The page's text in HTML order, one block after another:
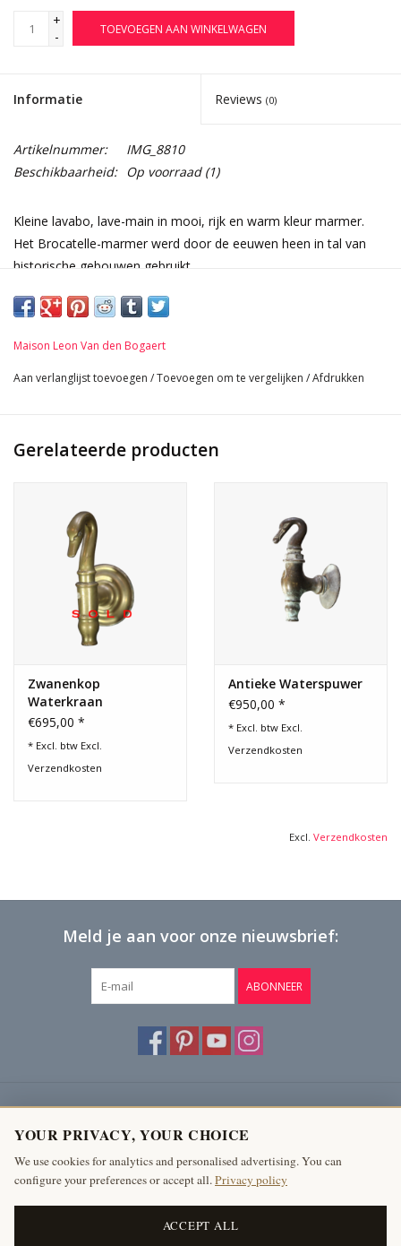
+
-
TOEVOEGEN AAN WINKELWAGEN
Informatie Reviews (0)
Artikelnummer:
IMG_8810
Beschikbaarheid: Op voorraad(1)
Kleine lavabo, lave-main in mooi, rijk en warm kleur marmer.
Het Brocatelle-marmer werd door de eeuwen heen in tal van
historische gebouwen gebruikt.
45 cm Buitenbreedte 17,71 Inch
35 cm Binnenbreedte 13,77 Inch
6 cm Binnenhoogte 3,15 Inch
Maison Leon Van den Bogaert
Aan verlanglijst toevoegen /Toevoegen om te vergelijken /Afdrukken
Gerelateerde producten
Zwanenkop
Waterkraan
€695,00 *
* Excl. btw Excl.
Verzendkosten
Antieke Waterspuwer
€950,00 *
* Excl. btw Excl.
Verzendkosten
Excl. Verzendkosten
Meld je aan voor onze nieuwsbrief:
ABONNEER
Producten
Mijn account
The Antique Fireplace Bank
YOUR PRIVACY, YOUR CHOICE
We use cookies for analytics and personalised advertising. You can
configure your preferences or accept all.Privacy policy
ACCEPT ALL